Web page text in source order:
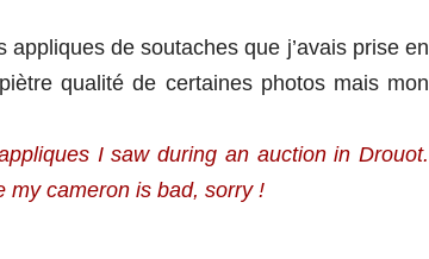
de soutaches que j’avais prise en
qualité de certaines photos mais mon
I saw during an auction in Drouot.
my cameron is bad, sorry !